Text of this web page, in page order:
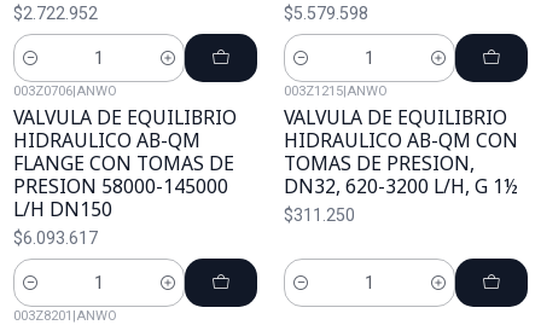
$2.722.952
Cantidad
$5.579.598
Cantidad
003Z0706|ANWO
VALVULA DE EQUILIBRIO
HIDRAULICO AB-QM
FLANGE CON TOMAS DE
PRESION 58000-145000
L/H DN150
$6.093.617
Cantidad
003Z1215|ANWO
VALVULA DE EQUILIBRIO
HIDRAULICO AB-QM CON
TOMAS DE PRESION,
DN32, 620-3200 L/H, G 1½
$311.250
Cantidad
003Z8201 |ANWO